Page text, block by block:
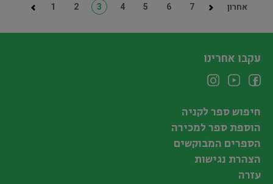
1 2 3 4 5 6 7 אחרון
עקבו אחרינו
חיפוש ספר לקניה
הוספת ספר למכירה
הספרים המבוקשים
הצהרת נגישות
עזרה